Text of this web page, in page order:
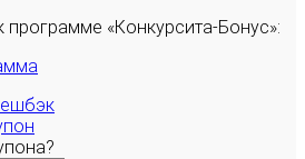
«Конкурсита-Бонус»: